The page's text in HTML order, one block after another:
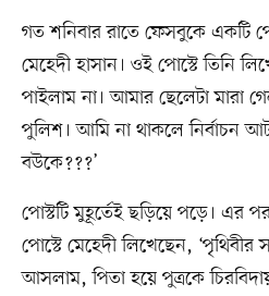
গত শনিবার রাতে ফেসবুকে একটি
মেহেদী হাসান। ওই পোস্টে তিনি
পাইলাম না। আমার ছেলেটা মারা
পুলিশ। আমি না থাকলে নির্বাচন
বউকে???’
পোস্টটি মুহূর্তেই ছড়িয়ে পড়ে। এর
পোস্টে মেহেদী লিখেছেন,
আসলাম, পিতা হয়ে পুত্রকে